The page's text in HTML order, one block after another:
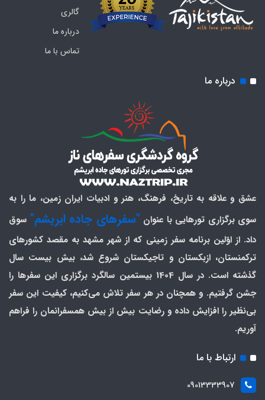
گالری
درباره ما
تماس با ما
درباره ما
عشق و علاقه به تاریخ، فرهنگ، هنر و ادبیات ایران زمین، ما را به
سوی برگزاری تورهایی با عنوان "سفرهای جاده ابریشم" سوق
داد. از اوّلین برنامه سفر زمینی که از شهر مشهد به مقصد کشورهای
ترکمنستان، ازبکستان و تاجیکستان شروع شد، بیش بیست سال
گذشته است. در سال 1404 بیستمین سالگرد برگزاری این سفرها را
جشن گرفتیم. و همچنان در هر سفر تلاش می‌کنیم، کیفیت این سفر
بی‌نظیر را افزایش داده و رضایت بیش از بیش همسفرانمان را فراهم
آوریم.
ارتباط با ما
09013333907